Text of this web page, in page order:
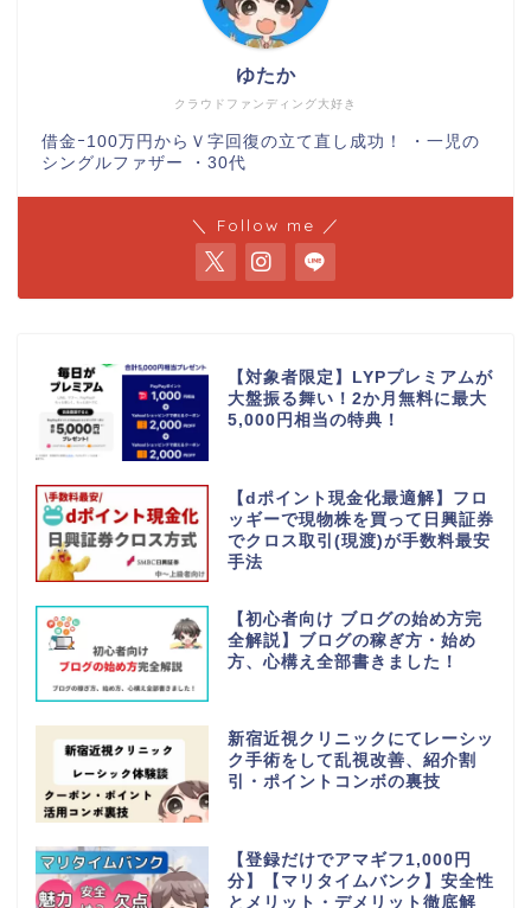
クラウドファンディング大好き
ゆたか
借金ｰ100万円からＶ字回復の立て直し成功！ ・一児の
シングルファザー ・30代
＼ Follow me ／
【対象者限定】LYPプレミアムが
大盤振る舞い！2か月無料に最大
5,000円相当の特典！
【dポイント現金化最適解】フロ
ッギーで現物株を買って日興証券
でクロス取引(現渡)が手数料最安
手法
【初心者向け ブログの始め方完
全解説】ブログの稼ぎ方・始め
方、心構え全部書きました！
新宿近視クリニックにてレーシッ
ク手術をして乱視改善、紹介割
引・ポイントコンボの裏技
【登録だけでアマギフ1,000円
分】【マリタイムバンク】安全性
とメリット・デメリット徹底解